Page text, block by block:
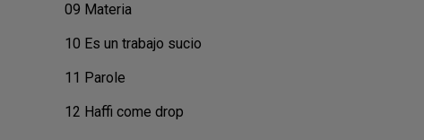
09 Materia
10 Es un trabajo sucio
11 Parole
12 Haffi come drop